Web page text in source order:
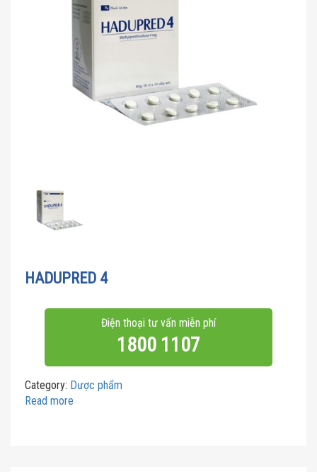
HADUPRED 4
Điện thoại tư vấn miễn phí
1800 1107
Category: Dược phẩm
Read more